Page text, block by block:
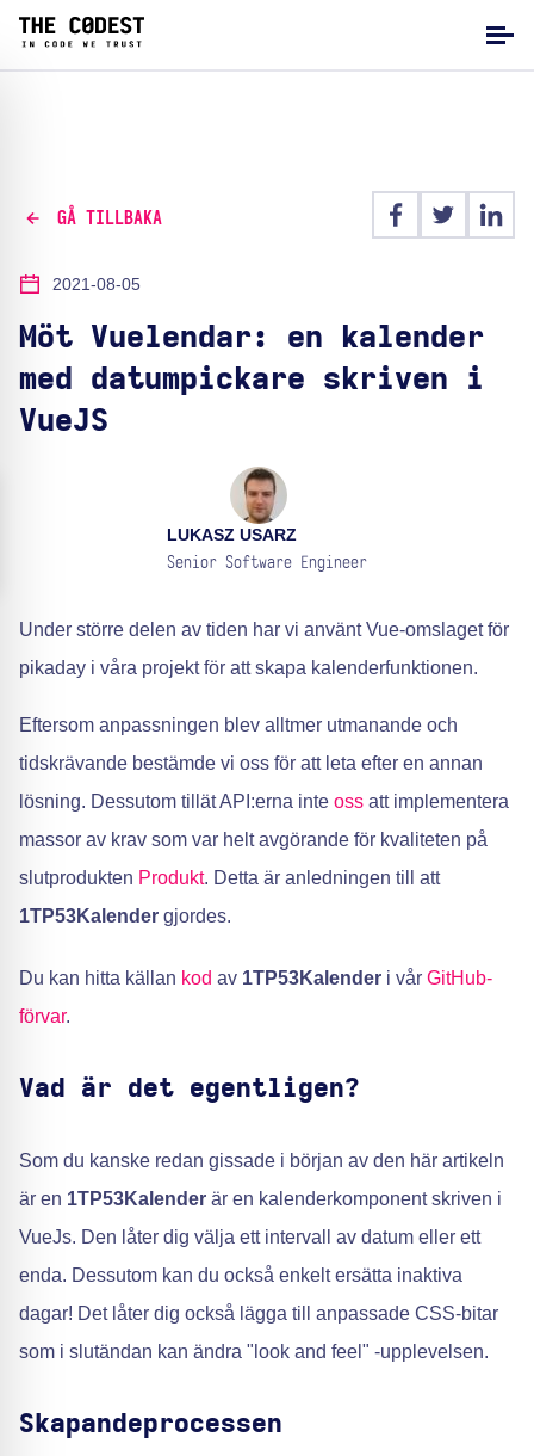
GÅ TILLBAKA
2021-08-05
Möt Vuelendar: en kalender
med datumpickare skriven i
VueJS
LUKASZ USARZ
Senior Software Engineer
Under större delen av tiden har vi använt Vue-omslaget för
pikaday i våra projekt för att skapa kalenderfunktionen.
Eftersom anpassningen blev alltmer utmanande och
tidskrävande bestämde vi oss för att leta efter en annan
lösning. Dessutom tillät API:erna inte oss att implementera
massor av krav som var helt avgörande för kvaliteten på
slutprodukten Produkt. Detta är anledningen till att
1TP53Kalender gjordes.
Du kan hitta källan kod av 1TP53Kalender i vår GitHub-
förvar.
Vad är det egentligen?
Som du kanske redan gissade i början av den här artikeln
är en 1TP53Kalender är en kalenderkomponent skriven i
VueJs. Den låter dig välja ett intervall av datum eller ett
enda. Dessutom kan du också enkelt ersätta inaktiva
dagar! Det låter dig också lägga till anpassade CSS-bitar
som i slutändan kan ändra "look and feel" -upplevelsen.
Skapandeprocessen